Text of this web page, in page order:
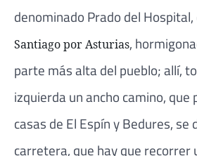
denominado Prado del Hospital,
Santiago por Asturias,
parte más alta del pueblo; allí,
izquierda un ancho camino, que
casas de El Espín y Bedures,
carretera, que hay que recorrer